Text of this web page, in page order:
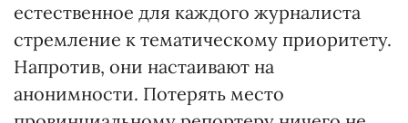
естественное для каждого журналиста
стремление к тематическому приоритету.
Напротив, они настаивают на
анонимности. Потерять место